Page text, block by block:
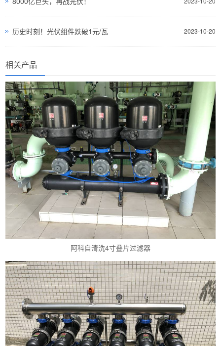
2023-10-20
历史时刻！光伏组件跌破1元/瓦
相关产品
阿科自清洗4寸叠片过滤器